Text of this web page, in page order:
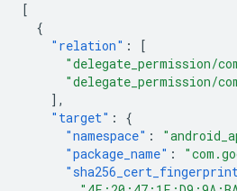
[
{
"relation" :
[
"delegate_permission/
"delegate_permission/
],
"target" :
{
"namespace" :
"package_name" :